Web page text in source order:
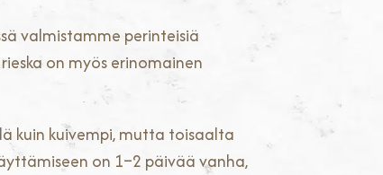
valmistamme perinteisiä
on myös erinomainen
kuin kuivempi, mutta toisaalta
on 1–2 päivää vanha,